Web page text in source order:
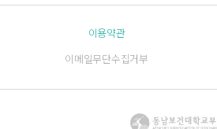
이용약관
이메일무단수집거부